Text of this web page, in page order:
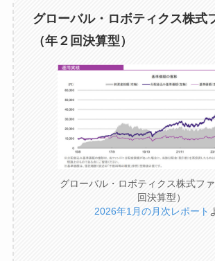
グローバル・ロボティクス株式
（年２回決算型）
グローバル・ロボティクス株式フ
回決算型）
2026年1月の月次レポート